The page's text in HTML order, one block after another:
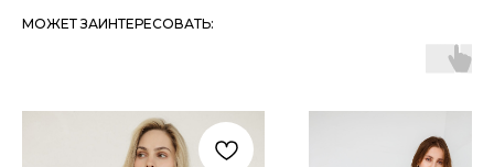
МОЖЕТ ЗАИНТЕРЕСОВАТЬ: